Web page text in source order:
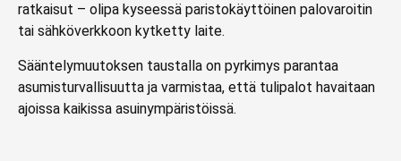
ratkaisut – olipa kyseessä paristokäyttöinen palovaroitin
tai sähköverkkoon kytketty laite.
Sääntelymuutoksen taustalla on pyrkimys parantaa
asumisturvallisuutta ja varmistaa, että tulipalot havaitaan
ajoissa kaikissa asuinympäristöissä.